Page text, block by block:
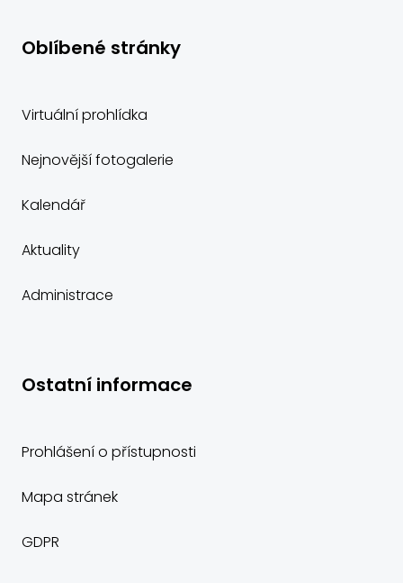
Oblíbené stránky
Virtuální prohlídka
Nejnovější fotogalerie
Kalendář
Aktuality
Administrace
Ostatní informace
Prohlášení o přístupnosti
Mapa stránek
GDPR